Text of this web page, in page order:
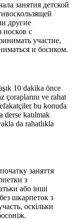
занятия детской
другие
с
участие,
и босиком.
10 dakika önce
çoraplarını ve rahat
bu konuda
derse katılmak
da rahatlıkla
заняття
з
або інші
шкарпеток з
оскільки